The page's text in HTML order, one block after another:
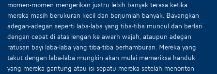
momen-momen mengerikan justru lebih banyak terasa ketika
mereka masih berukuran kecil dan berjumlah banyak. Bayangkan
adegan-adegan seperti laba-laba yang tiba-tiba muncul dan berlari
dengan cepat di atas lengan ke awarh wajah, ataupun adegan
ratusan bayi laba-laba yang tiba-tiba berhamburan. Mereka yang
takut dengan laba-laba mungkin akan mulai memeriksa handuk
yang mereka gantung atau isi sepatu mereka setelah menonton